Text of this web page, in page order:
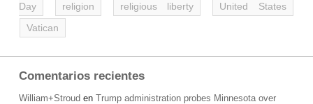
Day
religion religious liberty
United States
Vatican
Comentarios recientes
William+Stroud en Trump administration probes Minnesota over